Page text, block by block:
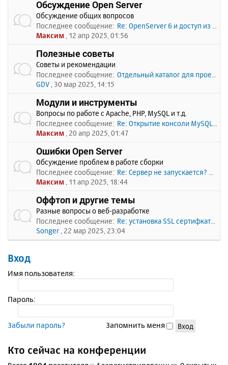
Обсуждение Open Server
Обсуждение общих вопросов
Последнее сообщение: Re: OpenServer 6 и доступ из …
Максим , 12 апр 2025, 01:56
Полезные советы
Советы и рекомендации
Последнее сообщение: Отдельный каталог для проекто…
GDV , 30 мар 2025, 14:15
Модули и инструменты
Вопросы по работе с Apache, PHP, MySQL и т.д.
Последнее сообщение: Re: Открытие консоли MySQL по…
Максим , 20 апр 2025, 01:47
Ошибки Open Server
Обсуждение проблем в работе сборки
Последнее сообщение: Re: Сервер не запускается? Пи…
Максим , 11 апр 2025, 18:44
Оффтоп и другие темы
Разные вопросы о веб-разработке
Последнее сообщение: Re: установка SSL сертифката
Songer , 22 мар 2025, 23:04
Вход
Имя пользователя:
Пароль:
Забыли пароль? Запомнить меня
Кто сейчас на конференции